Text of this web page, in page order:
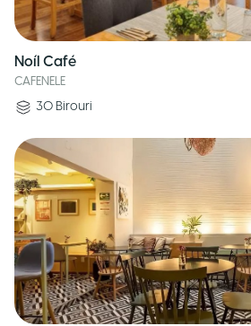
Noíl Café
CAFENELE
30 Birouri